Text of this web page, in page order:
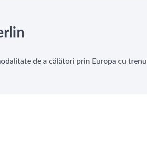
de a călători prin Europa cu